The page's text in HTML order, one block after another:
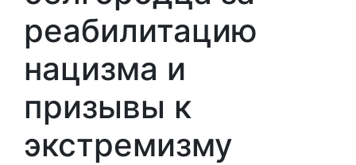
реабилитацию
нацизма и
призывы к
экстремизму